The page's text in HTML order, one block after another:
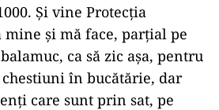
Şi vine Protecţia
mine şi mă face, parţial pe
ca să zic aşa, pentru
chestiuni în bucătărie, dar
care sunt prin sat, pe